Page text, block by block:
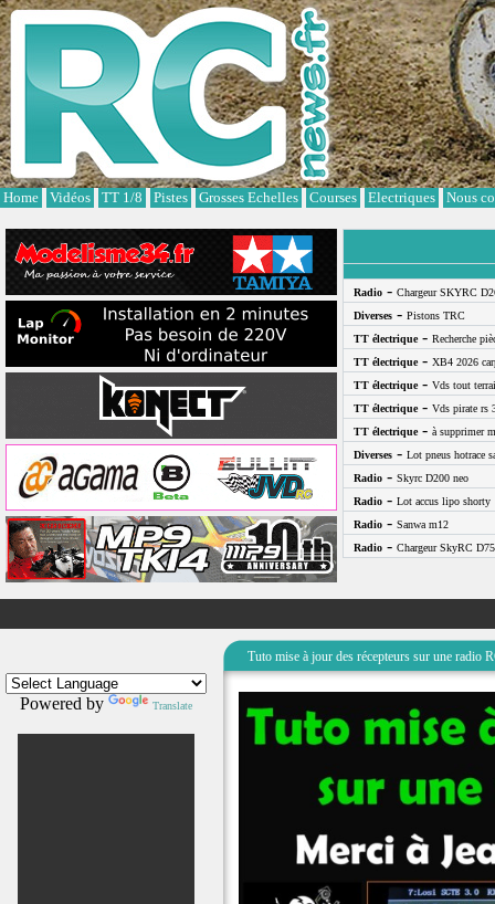
Home Vidéos TT 1/8 Pistes Grosses Echelles Courses Electriques Nous
Radio - Chargeur SKYRC
Diverses - Pistons TRC
TT électrique- Recherche
TT électrique- XB4 2026
TT électrique- Vds tout
TT électrique- Vds pirate rs
TT électrique- à supprimer
Diverses - Lot pneus hotrace
Radio - Skyrc D200 neo
Radio - Lot accus lipo shorty
Radio - Sanwa m12
Radio - Chargeur SkyRC
Powered by Translate
Tuto mise à jour des récepteurs sur une radio
Cookies management panel